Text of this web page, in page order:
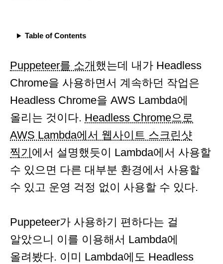
Table of Contents
Puppeteer를 소개했는데 내가 Headless
Chrome을 사용하면서 계속하던 작업은
Headless Chrome을 AWS Lambda에
올리는 것이다. Headless Chrome으로
AWS Lambda에서 웹사이트 스크린샷
찍기에서 설명했듯이 Lambda에서 사용할
수 있으면 다른 대부분 환경에서 사용할
수 있고 운영 걱정 없이 사용할 수 있다.
Puppeteer가 사용하기 편하다는 걸
알았으니 이를 이용해서 Lambda에
올려봤다. 이미 Lambda에도 Headless